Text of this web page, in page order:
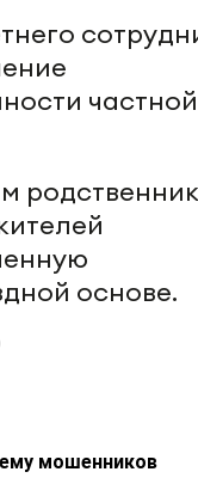
частной
основе.
мошенников